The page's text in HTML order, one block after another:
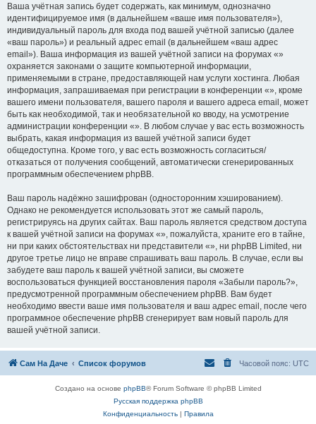
Ваша учётная запись будет содержать, как минимум, однозначно
идентифицируемое имя (в дальнейшем «ваше имя пользователя»),
индивидуальный пароль для входа под вашей учётной записью (далее
«ваш пароль») и реальный адрес email (в дальнейшем «ваш адрес
email»). Ваша информация из вашей учётной записи на форумах «»
охраняется законами о защите компьютерной информации,
применяемыми в стране, предоставляющей нам услуги хостинга. Любая
информация, запрашиваемая при регистрации в конференции «», кроме
вашего имени пользователя, вашего пароля и вашего адреса email, может
быть как необходимой, так и необязательной ко вводу, на усмотрение
администрации конференции «». В любом случае у вас есть возможность
выбрать, какая информация из вашей учётной записи будет
общедоступна. Кроме того, у вас есть возможность согласиться/
отказаться от получения сообщений, автоматически сгенерированных
программным обеспечением phpBB.
Ваш пароль надёжно зашифрован (односторонним хэшированием).
Однако не рекомендуется использовать этот же самый пароль,
регистрируясь на других сайтах. Ваш пароль является средством доступа
к вашей учётной записи на форумах «», пожалуйста, храните его в тайне,
ни при каких обстоятельствах ни представители «», ни phpBB Limited, ни
другое третье лицо не вправе спрашивать ваш пароль. В случае, если вы
забудете ваш пароль к вашей учётной записи, вы сможете
воспользоваться функцией восстановления пароля «Забыли пароль?»,
предусмотренной программным обеспечением phpBB. Вам будет
необходимо ввести ваше имя пользователя и ваш адрес email, после чего
программное обеспечение phpBB сгенерирует вам новый пароль для
вашей учётной записи.
Сам На Даче Список форумов Часовой пояс: UTC
Создано на основе phpBB® Forum Software © phpBB Limited
Русская поддержка phpBB
Конфиденциальность| Правила